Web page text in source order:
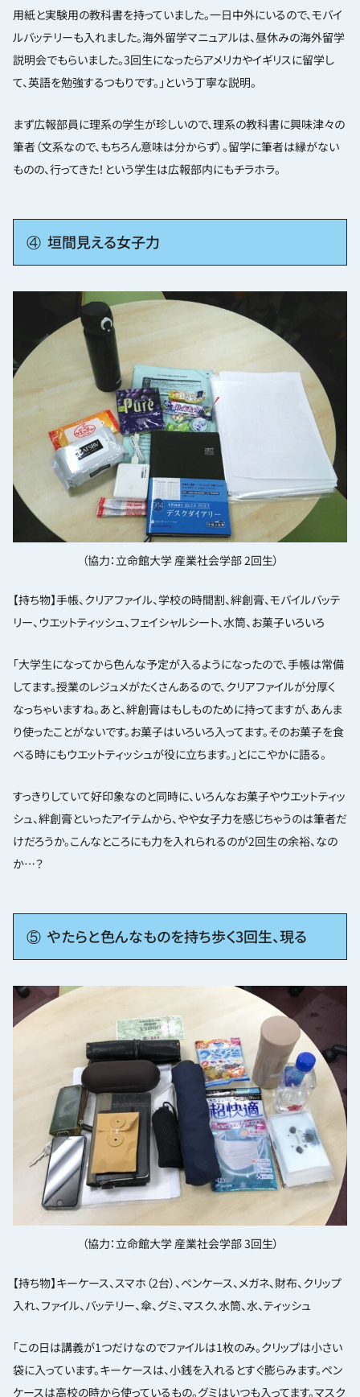
用紙と実験用の教科書を持っていました。一日中外にいるので、モバイ
ルバッテリーも入れました。海外留学マニュアルは、昼休みの海外留学
説明会でもらいました。3回生になったらアメリカやイギリスに留学し
て、英語を勉強するつもりです。」という丁寧な説明。
まず広報部員に理系の学生が珍しいので、理系の教科書に興味津々の
筆者（文系なので、もちろん意味は分からず）。留学に筆者は縁がない
ものの、行ってきた！という学生は広報部内にもチラホラ。
④ 垣間見える女子力
（協力：立命館大学 産業社会学部 2回生）
【持ち物】手帳、クリアファイル、学校の時間割、絆創膏、モバイルバッテ
リー、ウエットティッシュ、フェイシャルシート、水筒、お菓子いろいろ
「大学生になってから色んな予定が入るようになったので、手帳は常備
してます。授業のレジュメがたくさんあるので、クリアファイルが分厚く
なっちゃいますね。あと、絆創膏はもしものために持ってますが、あんま
り使ったことがないです。お菓子はいろいろ入ってます。そのお菓子を食
べる時にもウエットティッシュが役に立ちます。」とにこやかに語る。
すっきりしていて好印象なのと同時に、いろんなお菓子やウエットティッ
シュ、絆創膏といったアイテムから、やや女子力を感じちゃうのは筆者だ
けだろうか。こんなところにも力を入れられるのが2回生の余裕、なの
か…？
⑤ やたらと色んなものを持ち歩く3回生、現る
（協力：立命館大学 産業社会学部 3回生）
【持ち物】キーケース、スマホ（2台）、ペンケース、メガネ、財布、クリップ
入れ、ファイル、バッテリー、傘、グミ、マスク、水筒、水、ティッシュ
「この日は講義が1つだけなのでファイルは1枚のみ。クリップは小さい
袋に入っています。キーケースは、小銭を入れるとすぐ膨らみます。ペン
ケースは高校の時から使っているもの。グミはいつも入ってます。マスク